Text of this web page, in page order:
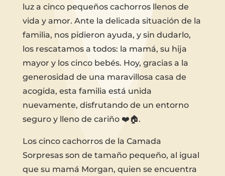
luz a cinco pequeños cachorros llenos de
vida y amor. Ante la delicada situación de la
familia, nos pidieron ayuda, y sin dudarlo,
los rescatamos a todos: la mamá, su hija
mayor y los cinco bebés. Hoy, gracias a la
generosidad de una maravillosa casa de
acogida, esta familia está unida
nuevamente, disfrutando de un entorno
seguro y lleno de cariño ❤️🏠.
Los cinco cachorros de la Camada
Sorpresas son de tamaño pequeño, al igual
que su mamá Morgan, quien se encuentra